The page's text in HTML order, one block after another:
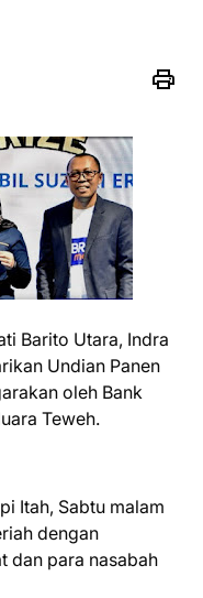
Barito Utara, Indra
Undian Panen
oleh Bank
Teweh.
Itah, Sabtu malam
dengan
dan para nasabah